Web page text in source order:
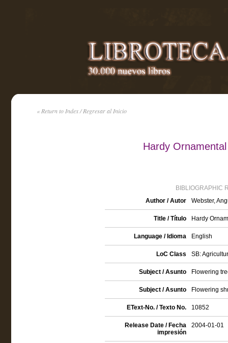
« Return to Index / Regresar al Inicio
Hardy
BIBLIOGRAPHIC
Author / Autor
Webster,
Title / Título Hardy
Language / Idioma English
LoC Class SB:
Subject / Asunto Flowering
Subject / Asunto Flowering
EText-No. / Texto No. 10852
Release Date / Fecha
impresión
2004-01-01